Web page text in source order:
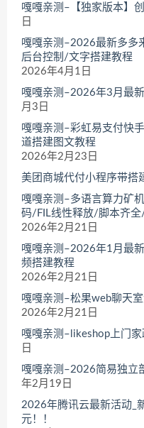
嘎嘎亲测–【独家版本】
日
嘎嘎亲测–2026最新多多
后台控制/文字搭建教程
2026年4月1日
嘎嘎亲测–2026年3月最
月3日
嘎嘎亲测–彩虹易支付快
道搭建图文教程
2026年2月23日
美团商城代付小程序带搭
嘎嘎亲测–多语言算力矿
码/FIL线性释放/脚本齐全
2026年2月21日
嘎嘎亲测–2026年1月最
频搭建教程
2026年2月21日
嘎嘎亲测–松果web聊天
2026年2月21日
嘎嘎亲测–likeshop上门
日
嘎嘎亲测–2026简易独立
年2月19日
2026年腾讯云最新活动_
元！！